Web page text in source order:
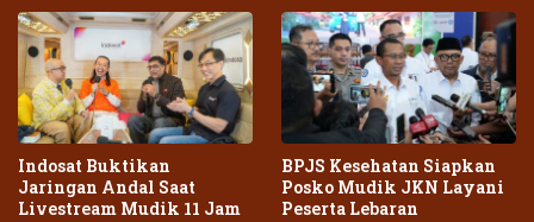
Indosat Buktikan
Jaringan Andal Saat
Livestream Mudik 11 Jam
BPJS Kesehatan Siapkan
Posko Mudik JKN Layani
Peserta Lebaran